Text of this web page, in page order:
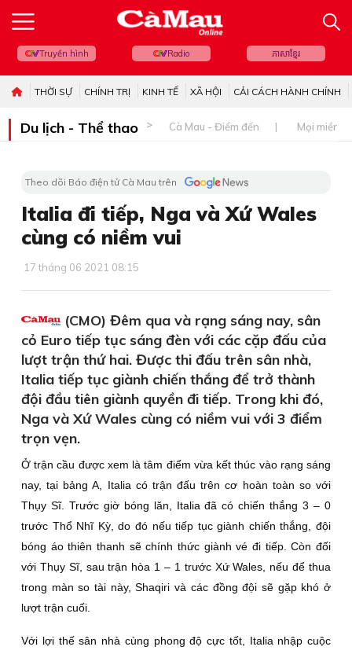
Truyền hình Radio ភាសាខ្មែរ
THỜI SỰ CHÍNH TRỊ KINH TẾ XÃ HỘI CẢI CÁCH HÀNH CHÍNH
Du lịch - Thể thao Cà Mau - Điểm đến Mọi miền
Theo dõi Báo điện tử Cà Mau trên
Italia đi tiếp, Nga và Xứ Wales
cùng có niềm vui
17 tháng 06 2021 08:15
(CMO) Đêm qua và rạng sáng nay, sân
cỏ Euro tiếp tục sáng đèn với các cặp đấu của
lượt trận thứ hai. Được thi đấu trên sân nhà,
Italia tiếp tục giành chiến thắng để trở thành
đội đầu tiên giành quyền đi tiếp. Trong khi đó,
Nga và Xứ Wales cùng có niềm vui với 3 điểm
trọn vẹn.
Ở trận cầu được xem là tâm điểm vừa kết thúc vào rạng sáng
nay, tại bảng A, Italia có trận đấu trên cơ hoàn toàn so với
Thụy Sĩ. Trước giờ bóng lăn, Italia đã có chiến thắng 3 – 0
trước Thổ Nhĩ Kỳ, do đó nếu tiếp tục giành chiến thắng, đội
bóng áo thiên thanh sẽ chính thức giành vé đi tiếp. Còn đối
với Thụy Sĩ, sau trận hòa 1 – 1 trước Xứ Wales, nếu để thua
trong màn so tài này, Shaqiri và các đồng đội sẽ gặp khó ở
lượt trận cuối.
Với lợi thế sân nhà cùng phong độ cực tốt, Italia nhập cuộc